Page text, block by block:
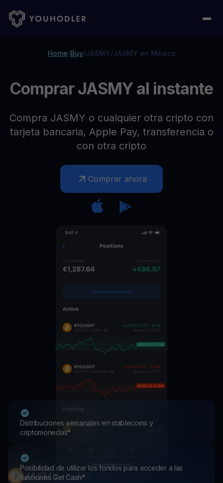
Home/Buy/JASMY/JASMY en México
Comprar JASMY al instante
Compra JASMY o cualquier otra cripto con
tarjeta bancaria, Apple Pay, transferencia o
con otra cripto
Comprar ahora
Distribuciones semanales en stablecoins y
criptomonedas*
Posibilidad de utilizar los fondos para acceder a las
funciones Get Cash*
JASMYJASMY